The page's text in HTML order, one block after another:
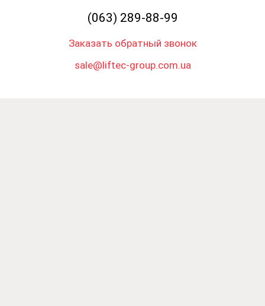
(063) 289-88-99
Заказать обратный звонок
sale@liftec-group.com.ua